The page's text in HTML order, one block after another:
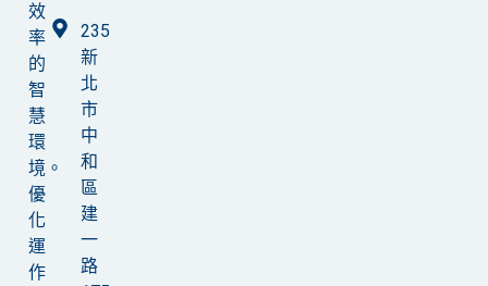
效
率
的
智
慧
環
境。
優
化
運
作
235
新
北
市
中
和
區
建
一
路